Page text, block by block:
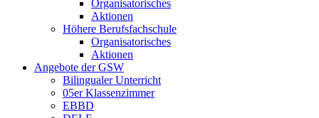
Organisatorisches
Aktionen
Höhere Berufsfachschule
Organisatorisches
Aktionen
Angebote der GSW
Bilingualer Unterricht
05er Klassenzimmer
EBBD